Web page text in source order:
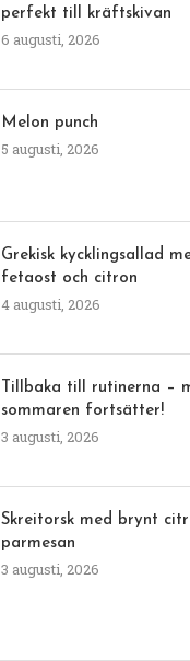
perfekt till kräftskivan
6 augusti, 2026
Melon punch
5 augusti, 2026
Grekisk kycklingsallad
fetaost och citron
4 augusti, 2026
Tillbaka till rutinerna –
sommaren fortsätter!
3 augusti, 2026
Skreitorsk med brynt
parmesan
3 augusti, 2026